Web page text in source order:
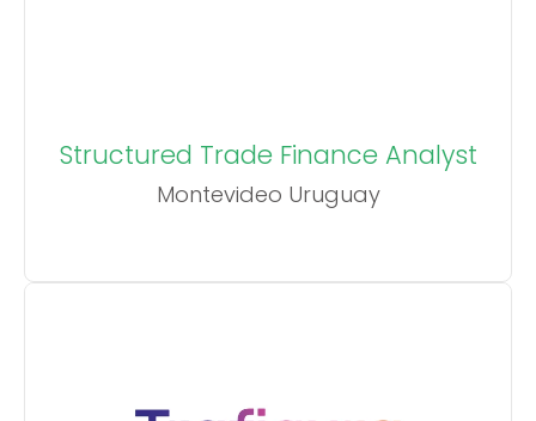
Structured Trade Finance Analyst
Montevideo Uruguay